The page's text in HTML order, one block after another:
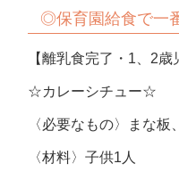
◎保育園給食で一
【離乳食完了・1、2歳
☆カレーシチュー☆
〈必要なもの〉まな
〈材料〉子供1人